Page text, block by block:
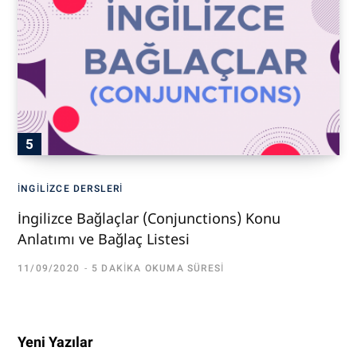
İNGILIZCE DERSLERI
İngilizce Bağlaçlar (Conjunctions) Konu
Anlatımı ve Bağlaç Listesi
11/09/2020 5 DAKIKA OKUMA SÜRESI
Yeni Yazılar